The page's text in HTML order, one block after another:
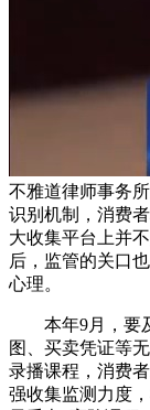
不雅道律师事务
识别机制，消费
大收集平台上并
后，监管的关口
心理。
本年9月，要及
图、买卖凭证等
录播课程，消费
强收集监测力度